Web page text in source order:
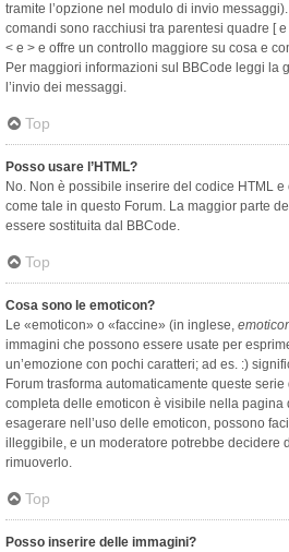
tramite l’opzione nel modulo di invio
comandi sono racchiusi tra parentesi quadre [
< e > e offre un controllo maggiore su cosa e
Per maggiori informazioni sul BBCode leggi la
l’invio dei messaggi.
Top
Posso usare l’HTML?
No. Non è possibile inserire del codice HTML
come tale in questo Forum. La maggior parte
essere sostituita dal BBCode.
Top
Cosa sono le emoticon?
Le «emoticon» o «faccine» (in inglese,
immagini che possono essere usate per
un’emozione con pochi caratteri; ad es. :)
Forum trasforma automaticamente queste
completa delle emoticon è visibile nella pagina
esagerare nell’uso delle emoticon, possono
illeggibile, e un moderatore potrebbe decidere
rimuoverlo.
Top
Posso inserire delle immagini?